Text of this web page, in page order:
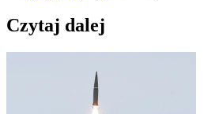
Czytaj dalej